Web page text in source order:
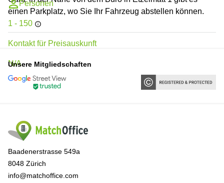
Personen
1 - 150
Kontakt für Preisauskunft
N/A
einen Parkplatz, wo Sie Ihr Fahrzeug abstellen können.
Unsere Mitgliedschaften
Baadenerstrasse 549a
8048 Zürich
info@matchoffice.com